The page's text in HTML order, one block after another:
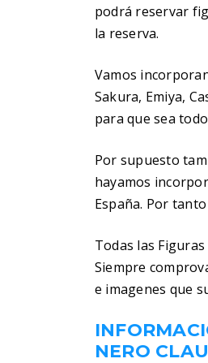
podrá reservar
la reserva.
Vamos
Sakura, Emiya,
para que sea
Por supuesto
hayamos
España. Por
Todas las
Siempre
e imagenes que
NERO